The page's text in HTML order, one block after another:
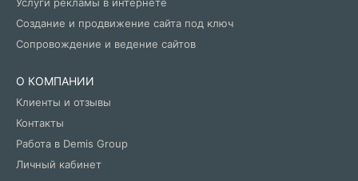
Создание и продвижение сайта под ключ
Сопровождение и ведение сайтов
О КОМПАНИИ
Клиенты и отзывы
Контакты
Работа в Demis Group
Личный кабинет